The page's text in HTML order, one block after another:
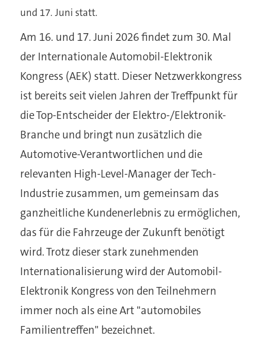
und 17. Juni statt.
Am 16. und 17. Juni 2026 findet zum 30. Mal
der Internationale Automobil-Elektronik
Kongress (AEK) statt. Dieser Netzwerkkongress
ist bereits seit vielen Jahren der Treffpunkt für
die Top-Entscheider der Elektro-/Elektronik-
Branche und bringt nun zusätzlich die
Automotive-Verantwortlichen und die
relevanten High-Level-Manager der Tech-
Industrie zusammen, um gemeinsam das
ganzheitliche Kundenerlebnis zu ermöglichen,
das für die Fahrzeuge der Zukunft benötigt
wird. Trotz dieser stark zunehmenden
Internationalisierung wird der Automobil-
Elektronik Kongress von den Teilnehmern
immer noch als eine Art "automobiles
Familientreffen" bezeichnet.